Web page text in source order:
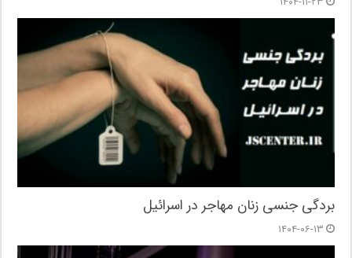
بردگی جنسی زنان مهاجر در اسرائیل
۱۴۰۴-۰۶-۱۳